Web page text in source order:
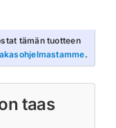
tämän tuotteen
.
taas